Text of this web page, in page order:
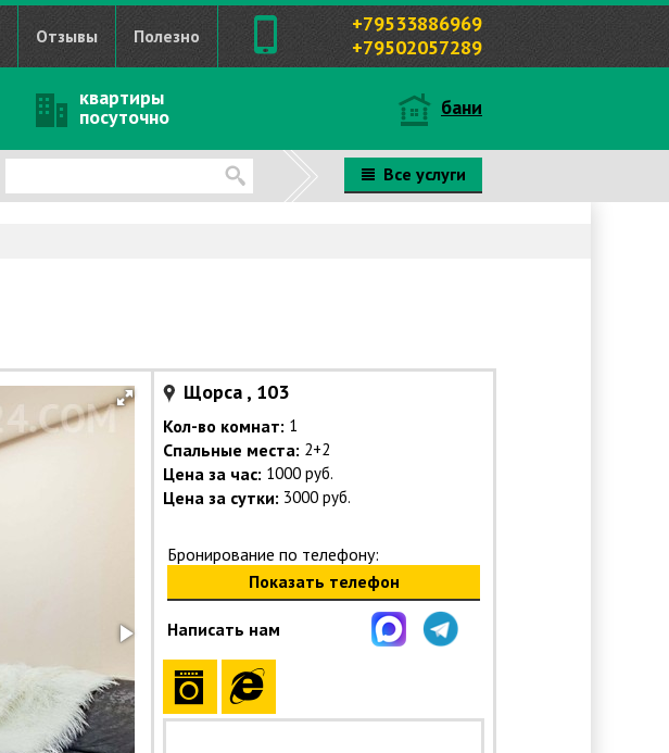
Отзывы Полезно
+79533886969
+79502057289
квартиры
посуточно бани
Все услуги
Щорса , 103
Кол-во комнат: 1
Спальные места: 2+2
Цена за час: 1000 руб.
Цена за сутки: 3000 руб.
Бронирование по телефону:
Показать телефон
Написать нам